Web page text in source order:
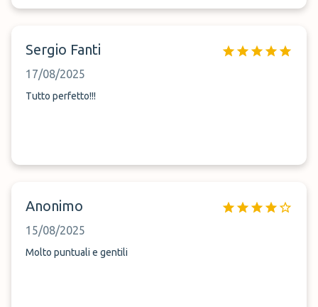
Sergio Fanti
17/08/2025
Tutto perfetto!!!
Anonimo
15/08/2025
Molto puntuali e gentili